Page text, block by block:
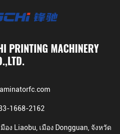
PRINTING MACHINERY
1668-2162
อง Liaobu, เมือง Dongguan, จังหวัด